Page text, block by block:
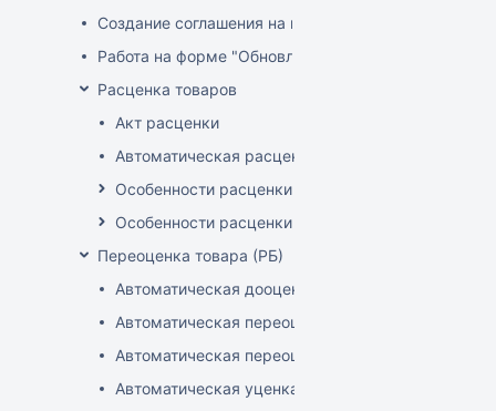
Создание соглашения на поставку
Работа на форме "Обновление розничных цен"
Расценка товаров
Акт расценки
Автоматическая расценка при проведении
Особенности расценки в РБ
Особенности расценки РФ
Переоценка товара (РБ)
Автоматическая дооценка товаров
Автоматическая переоценка акционного товара
Автоматическая переоценка по прайсам и
Автоматическая уценка товаров